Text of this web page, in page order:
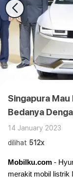
Singapura Mau
Bedanya
14 January 2023
dilihat 512x
Mobilku.com -
merakit mobil listrik